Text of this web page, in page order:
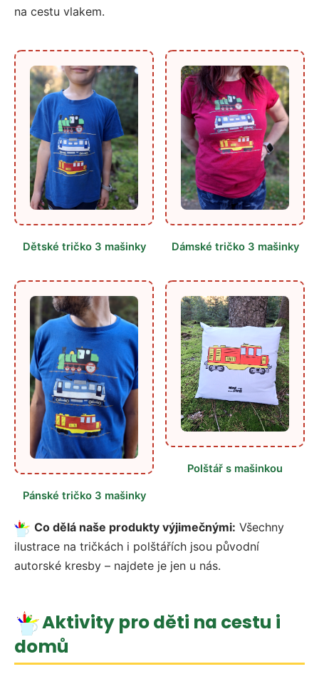
na cestu vlakem.
Dětské tričko 3 mašinky Dámské tričko 3 mašinky
Pánské tričko 3 mašinky
Polštář s mašinkou
Co dělá naše produkty výjimečnými: Všechny
ilustrace na tričkách i polštářích jsou původní
autorské kresby – najdete je jen u nás.
Aktivity pro děti na cestu i
domů